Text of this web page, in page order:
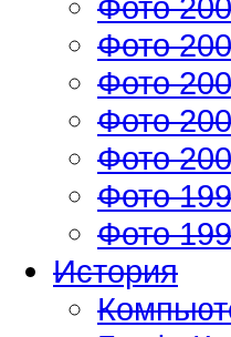
Фото
Фото
Фото
Фото
Фото
Фото
История